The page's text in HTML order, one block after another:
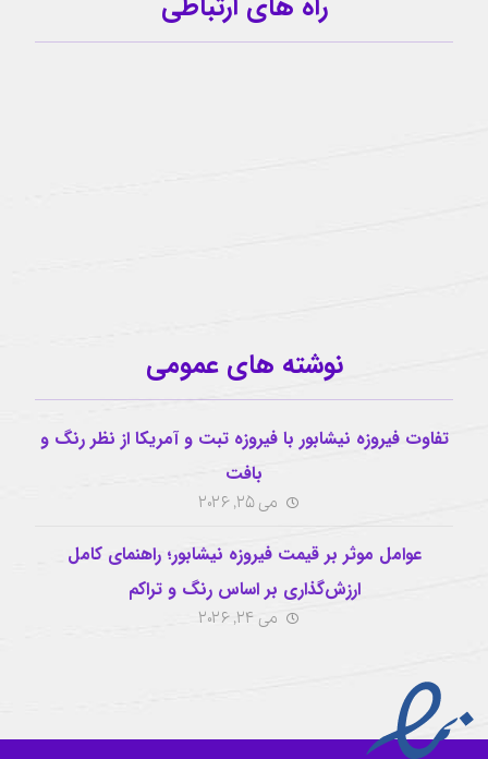
نوشته های عمومی
تفاوت فیروزه نیشابور با فیروزه تبت و آمریکا از نظر رنگ و
بافت
می 25, 2026
عوامل موثر بر قیمت فیروزه نیشابور؛ راهنمای کامل
ارزش‌گذاری بر اساس رنگ و تراکم
می 24, 2026